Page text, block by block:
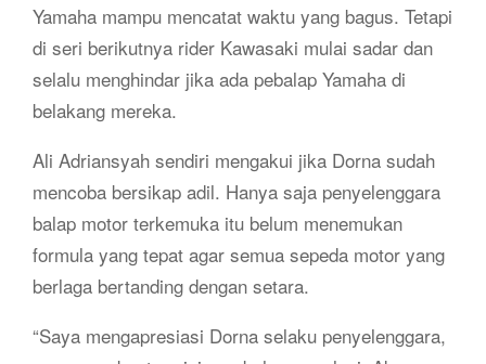
Yamaha mampu mencatat waktu yang bagus. Tetapi
di seri berikutnya rider Kawasaki mulai sadar dan
selalu menghindar jika ada pebalap Yamaha di
belakang mereka.
Ali Adriansyah sendiri mengakui jika Dorna sudah
mencoba bersikap adil. Hanya saja penyelenggara
balap motor terkemuka itu belum menemukan
formula yang tepat agar semua sepeda motor yang
berlaga bertanding dengan setara.
“Saya mengapresiasi Dorna selaku penyelenggara,